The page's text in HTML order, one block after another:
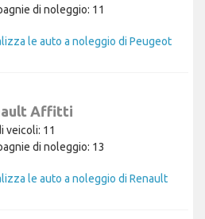
di noleggio: 11
le auto a noleggio di Peugeot
Affitti
veicoli: 11
di noleggio: 13
le auto a noleggio di Renault